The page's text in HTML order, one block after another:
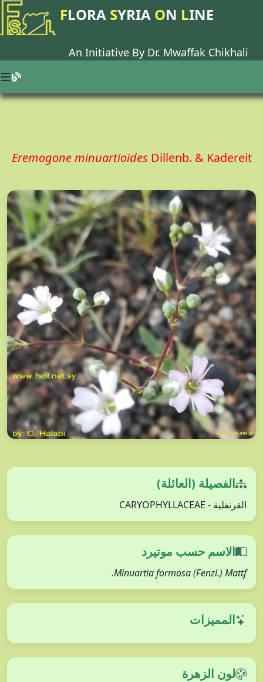
FLORA SYRIA ON LINE
An Initiative By Dr. Mwaffak Chikhali
Eremogone minuartioides Dillenb. & Kadereit
الفصيلة (العائلة)
القرنفلية - CARYOPHYLLACEAE
الاسم حسب موتيرد
Minuartia formosa (Fenzl.) Mattf.
المميزات
لون الزهرة